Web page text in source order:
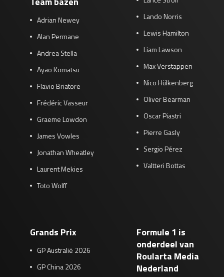
Adrian Newey
Alan Permane
Andrea Stella
Ayao Komatsu
Flavio Briatore
Frédéric Vasseur
Graeme Lowdon
James Vowles
Jonathan Wheatley
Laurent Mekies
Toto Wolff
Lando Norris
Lewis Hamilton
Liam Lawson
Max Verstappen
Nico Hülkenberg
Oliver Bearman
Oscar Piastri
Pierre Gasly
Sergio Pérez
Valtteri Bottas
Grands Prix
GP Australië 2026
GP China 2026
Formule 1 is
onderdeel van
Roularta Media
Nederland